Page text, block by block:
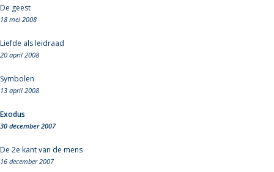
De geest
18 mei 2008
Liefde als leidraad
20 april 2008
Symbolen
13 april 2008
Exodus
30 december 2007
De 2e kant van de mens
16 december 2007